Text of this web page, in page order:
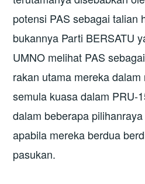
potensi PAS sebagai talian
bukannya Parti BERSATU
UMNO melihat PAS
rakan utama mereka
semula kuasa dalam PRU-
dalam beberapa
apabila mereka berdua
pasukan.